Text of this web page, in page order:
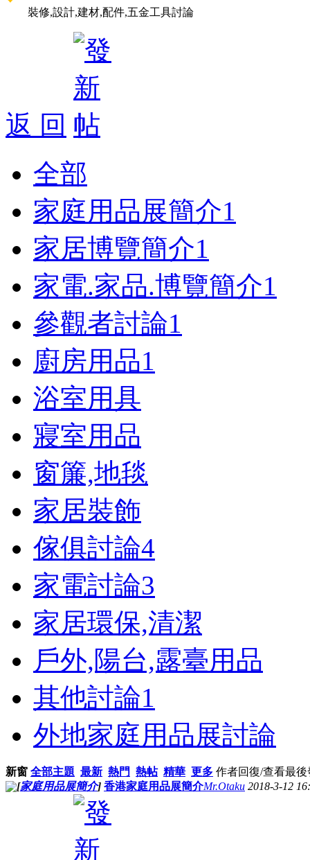
裝修,設計,建材,配件,五金工具討論
返 回
全部
家庭用品展簡介1
家居博覽簡介1
家電.家品.博覽簡介1
參觀者討論1
廚房用品1
浴室用具
寢室用品
窗簾,地毯
家居裝飾
傢俱討論4
家電討論3
家居環保,清潔
戶外,陽台,露臺用品
其他討論1
外地家庭用品展討論
新窗 全部主題 最新 熱門 熱帖 精華 更多 作者回復/查看最後
[家庭用品展簡介] 香港家庭用品展簡介Mr.Otaku 2018-3-12